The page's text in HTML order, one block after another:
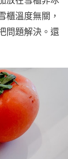
櫃溫度無關，
問題解決。還